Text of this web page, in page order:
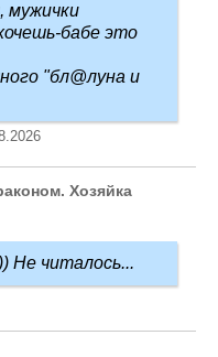
мужички
бабе это
"бл@луна и
Хозяйка
Не читалось...